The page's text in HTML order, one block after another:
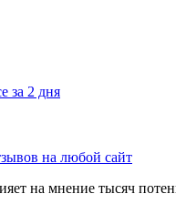
за 2 дня
на любой сайт
на мнение тысяч